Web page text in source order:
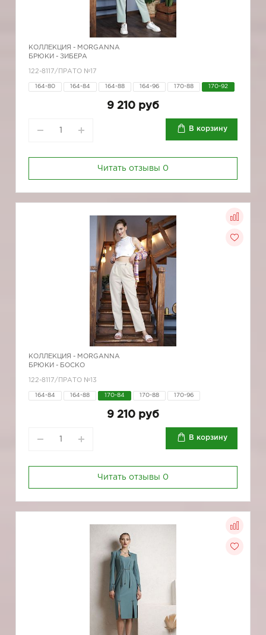
КОЛЛЕКЦИЯ - MORGANNA
БРЮКИ - ЗИБЕРА
122-8117/ПРАТО №17
164-80 164-84 164-88 164-96 170-88 170-92
9 210 руб
В корзину
Читать отзывы 0
КОЛЛЕКЦИЯ - MORGANNA
БРЮКИ - БОСКО
122-8117/ПРАТО №13
164-84 164-88 170-84 170-88 170-96
9 210 руб
В корзину
Читать отзывы 0